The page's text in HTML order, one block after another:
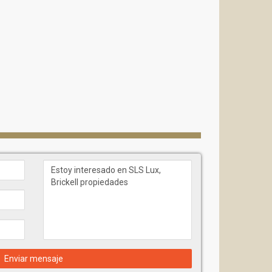
de los mismos.
Enviar mensaje